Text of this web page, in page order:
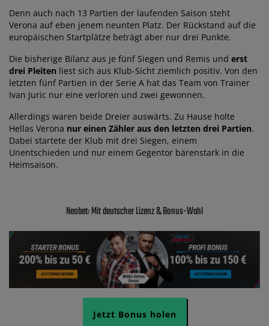
Denn auch nach 13 Partien der laufenden Saison steht
Verona auf eben jenem neunten Platz. Der Rückstand auf die
europäischen Startplätze beträgt aber nur drei Punkte.
Die bisherige Bilanz aus je fünf Siegen und Remis und erst
drei Pleiten liest sich aus Klub-Sicht ziemlich positiv. Von den
letzten fünf Partien in der Serie A hat das Team von Trainer
Ivan Juric nur eine verloren und zwei gewonnen.
Allerdings waren beide Dreier auswärts. Zu Hause holte
Hellas Verona nur einen Zähler aus den letzten drei Partien.
Dabei startete der Klub mit drei Siegen, einem
Unentschieden und nur einem Gegentor bärenstark in die
Heimsaison.
Neobet: Mit deutscher Lizenz & Bonus-Wahl
Jetzt Bonus holen